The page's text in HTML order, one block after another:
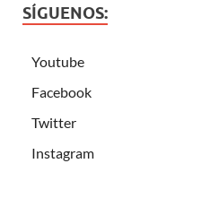
SÍGUENOS:
Youtube
Facebook
Twitter
Instagram